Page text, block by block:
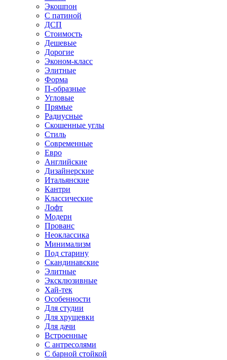
Экошпон
С патиной
ДСП
Стоимость
Дешевые
Дорогие
Эконом-класс
Элитные
Форма
П-образные
Угловые
Прямые
Радиусные
Скошенные углы
Стиль
Современные
Евро
Английские
Дизайнерские
Итальянские
Кантри
Классические
Лофт
Модерн
Прованс
Неоклассика
Минимализм
Под старину
Скандинавские
Элитные
Эксклюзивные
Хай-тек
Особенности
Для студии
Для хрущевки
Для дачи
Встроенные
С антресолями
С барной стойкой